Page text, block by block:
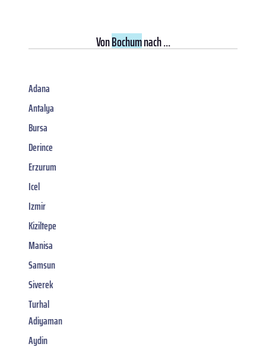
VonBochumnach ...
Adana
Antalya
Bursa
Derince
Erzurum
Icel
Izmir
Kiziltepe
Manisa
Samsun
Siverek
Turhal
Adiyaman
Aydin